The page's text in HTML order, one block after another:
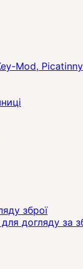
Mod, Picatinny
зброї
догляду за